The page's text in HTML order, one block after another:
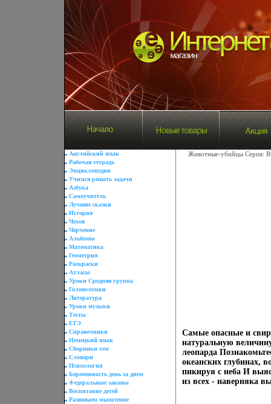
Английский язык
Рабочая тетрадь
Энциклопедии
Учимся решать задачи
Азбука
Самоучитель
Лучшие сказки
История
Чехов
Черчение
Альбомы
Математика
Геометрия
Раскраски
Атласы
Уроки Средняя группа
Головоломки
Литература
Уроки музыки
Тесты
ЕГЭ
Справочники
Немецкий язык
Сборники тем
Словари
Психология
Беременность день за днем
Федеральные законы
Воспитание детей
Развиваем мышление
Животные-убийцы Серия: В
Самые опасные и
натуральную
леопарда
океанских глубинах,
пикируя с неба И
из всех - наверняка